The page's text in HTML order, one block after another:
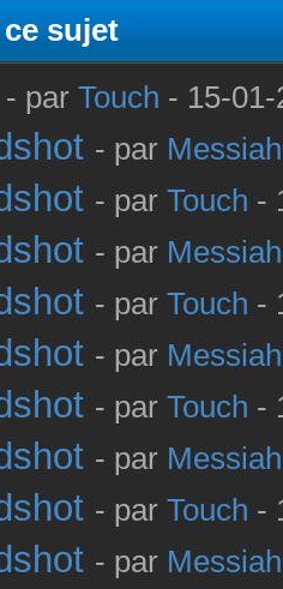
sujet
- par Touch - 15-
- par
- par Touch -
- par
- par Touch -
- par
- par Touch -
- par
- par Touch -
- par